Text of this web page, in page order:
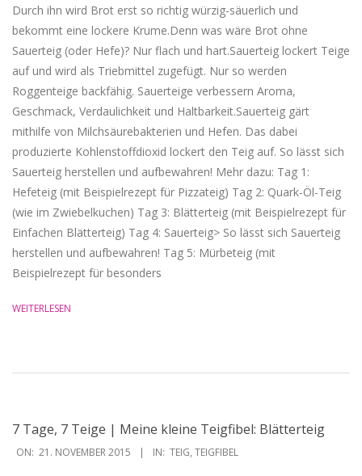
Durch ihn wird Brot erst so richtig würzig-säuerlich und
bekommt eine lockere Krume.Denn was wäre Brot ohne
Sauerteig (oder Hefe)? Nur flach und hart.Sauerteig lockert Teige
auf und wird als Triebmittel zugefügt. Nur so werden
Roggenteige backfähig. Sauerteige verbessern Aroma,
Geschmack, Verdaulichkeit und Haltbarkeit.Sauerteig gärt
mithilfe von Milchsäurebakterien und Hefen. Das dabei
produzierte Kohlenstoffdioxid lockert den Teig auf. So lässt sich
Sauerteig herstellen und aufbewahren! Mehr dazu: Tag 1:
Hefeteig (mit Beispielrezept für Pizzateig) Tag 2: Quark-Öl-Teig
(wie im Zwiebelkuchen) Tag 3: Blätterteig (mit Beispielrezept für
Einfachen Blätterteig) Tag 4: Sauerteig> So lässt sich Sauerteig
herstellen und aufbewahren! Tag 5: Mürbeteig (mit
Beispielrezept für besonders
WEITERLESEN
7 Tage, 7 Teige | Meine kleine Teigfibel: Blätterteig
2015-
ON: 21. NOVEMBER 2015 IN: TEIG, TEIGFIBEL